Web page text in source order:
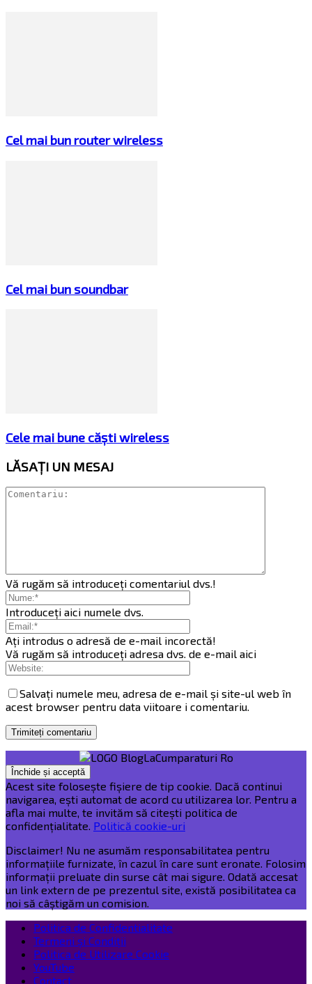
Cel mai bun router wireless
Cel mai bun soundbar
Cele mai bune căști wireless
LĂSAȚI UN MESAJ
Vă rugăm să introduceți comentariul dvs.!
Introduceți aici numele dvs.
Ați introdus o adresă de e-mail incorectă!
Vă rugăm să introduceți adresa dvs. de e-mail aici
Salvați numele meu, adresa de e-mail și site-ul web în
acest browser pentru data viitoare i comentariu.
Acest site folosește fișiere de tip cookie. Dacă continui
navigarea, ești automat de acord cu utilizarea lor. Pentru a
afla mai multe, te invităm să citești politica de
confidențialitate. Politică cookie-uri
Disclaimer! Nu ne asumăm responsabilitatea pentru
informațiile furnizate, în cazul în care sunt eronate. Folosim
informații preluate din surse cât mai sigure. Odată accesat
un link extern de pe prezentul site, există posibilitatea ca
noi să câștigăm un comision.
Politica de Confidentialitate
Termeni și Condiții
Politica de Utilizare Cookie
YouTube
Contact